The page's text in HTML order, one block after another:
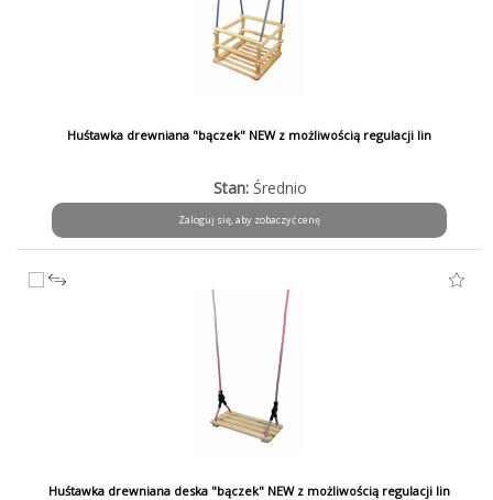
Huśtawka drewniana "bączek" NEW z możliwością regulacji lin
Stan: Średnio
Zaloguj się, aby zobaczyć cenę
Huśtawka drewniana deska "bączek" NEW z możliwością regulacji lin